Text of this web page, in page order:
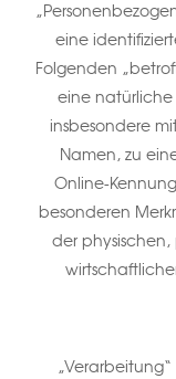
eine
Folgenden
eine natürliche
insbesondere
Namen, zu
Online-
besonderen
der